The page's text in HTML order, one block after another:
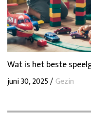
Wat is het beste
juni 30, 2025 /Gezin